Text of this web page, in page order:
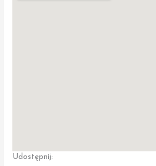
Udostępnij: